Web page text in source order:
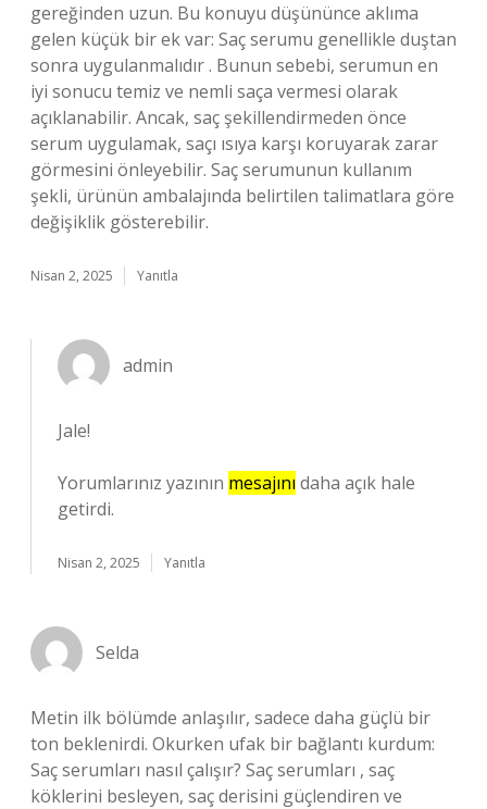
gereğinden uzun. Bu konuyu düşününce aklıma
gelen küçük bir ek var: Saç serumu genellikle duştan
sonra uygulanmalıdır . Bunun sebebi, serumun en
iyi sonucu temiz ve nemli saça vermesi olarak
açıklanabilir. Ancak, saç şekillendirmeden önce
serum uygulamak, saçı ısıya karşı koruyarak zarar
görmesini önleyebilir. Saç serumunun kullanım
şekli, ürünün ambalajında belirtilen talimatlara göre
değişiklik gösterebilir.
Nisan 2, 2025 Yanıtla
admin
Jale!
Yorumlarınız yazının mesajını daha açık hale
getirdi.
Nisan 2, 2025 Yanıtla
Selda
Metin ilk bölümde anlaşılır, sadece daha güçlü bir
ton beklenirdi. Okurken ufak bir bağlantı kurdum:
Saç serumları nasıl çalışır? Saç serumları , saç
köklerini besleyen, saç derisini güçlendiren ve